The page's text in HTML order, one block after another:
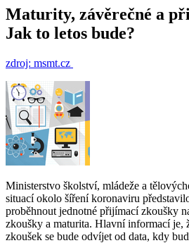
Maturity, závěrečné a
Jak to letos bude?
zdroj: msmt.cz
Ministerstvo školství, mládeže a
situací okolo šíření koronaviru
proběhnout jednotné přijímací zkoušky
zkoušky a maturita. Hlavní informací je,
zkoušek se bude odvíjet od data, kdy